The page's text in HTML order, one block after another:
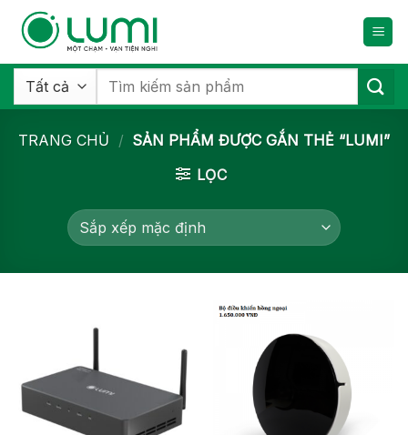
qua
dung
Tìm
TRANG CHỦ / SẢN PHẨM ĐƯỢC GẮN THẺ “LUMI”
LỌC